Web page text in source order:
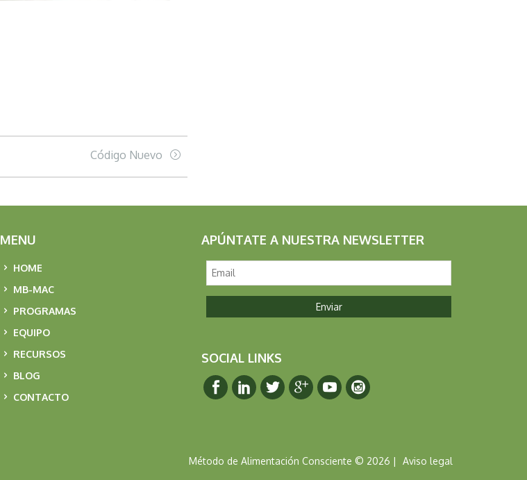
Código Nuevo
MENU
HOME
MB-MAC
PROGRAMAS
EQUIPO
RECURSOS
BLOG
CONTACTO
APÚNTATE A NUESTRA NEWSLETTER
SOCIAL LINKS
Facebook
Linkedin
Twitter
Google+
Youtube
Instagram
Método de Alimentación Consciente © 2026 | Aviso legal